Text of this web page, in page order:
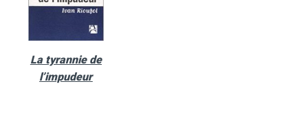
La tyrannie de
l’impudeur